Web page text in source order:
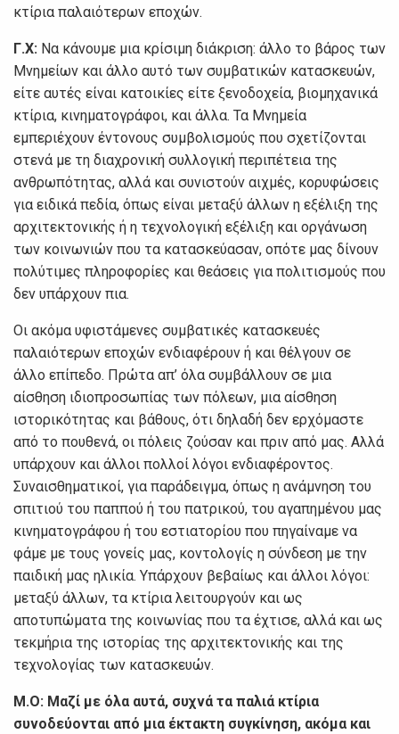
κτίρια παλαιότερων εποχών.
Γ.Χ: Να κάνουμε μια κρίσιμη διάκριση: άλλο το βάρος των
Μνημείων και άλλο αυτό των συμβατικών κατασκευών,
είτε αυτές είναι κατοικίες είτε ξενοδοχεία, βιομηχανικά
κτίρια, κινηματογράφοι, και άλλα. Τα Μνημεία
εμπεριέχουν έντονους συμβολισμούς που σχετίζονται
στενά με τη διαχρονική συλλογική περιπέτεια της
ανθρωπότητας, αλλά και συνιστούν αιχμές, κορυφώσεις
για ειδικά πεδία, όπως είναι μεταξύ άλλων η εξέλιξη της
αρχιτεκτονικής ή η τεχνολογική εξέλιξη και οργάνωση
των κοινωνιών που τα κατασκεύασαν, οπότε μας δίνουν
πολύτιμες πληροφορίες και θεάσεις για πολιτισμούς που
δεν υπάρχουν πια.
Οι ακόμα υφιστάμενες συμβατικές κατασκευές
παλαιότερων εποχών ενδιαφέρουν ή και θέλγουν σε
άλλο επίπεδο. Πρώτα απ’ όλα συμβάλλουν σε μια
αίσθηση ιδιοπροσωπίας των πόλεων, μια αίσθηση
ιστορικότητας και βάθους, ότι δηλαδή δεν ερχόμαστε
από το πουθενά, οι πόλεις ζούσαν και πριν από μας. Αλλά
υπάρχουν και άλλοι πολλοί λόγοι ενδιαφέροντος.
Συναισθηματικοί, για παράδειγμα, όπως η ανάμνηση του
σπιτιού του παππού ή του πατρικού, του αγαπημένου μας
κινηματογράφου ή του εστιατορίου που πηγαίναμε να
φάμε με τους γονείς μας, κοντολογίς η σύνδεση με την
παιδική μας ηλικία. Υπάρχουν βεβαίως και άλλοι λόγοι:
μεταξύ άλλων, τα κτίρια λειτουργούν και ως
αποτυπώματα της κοινωνίας που τα έχτισε, αλλά και ως
τεκμήρια της ιστορίας της αρχιτεκτονικής και της
τεχνολογίας των κατασκευών.
Μ.Ο: Μαζί με όλα αυτά, συχνά τα παλιά κτίρια
συνοδεύονται από μια έκτακτη συγκίνηση, ακόμα και